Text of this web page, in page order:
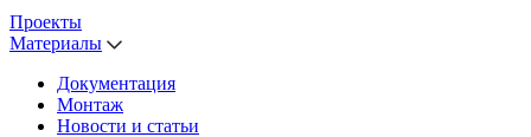
Проекты
Материалы
Документация
Монтаж
Новости и статьи